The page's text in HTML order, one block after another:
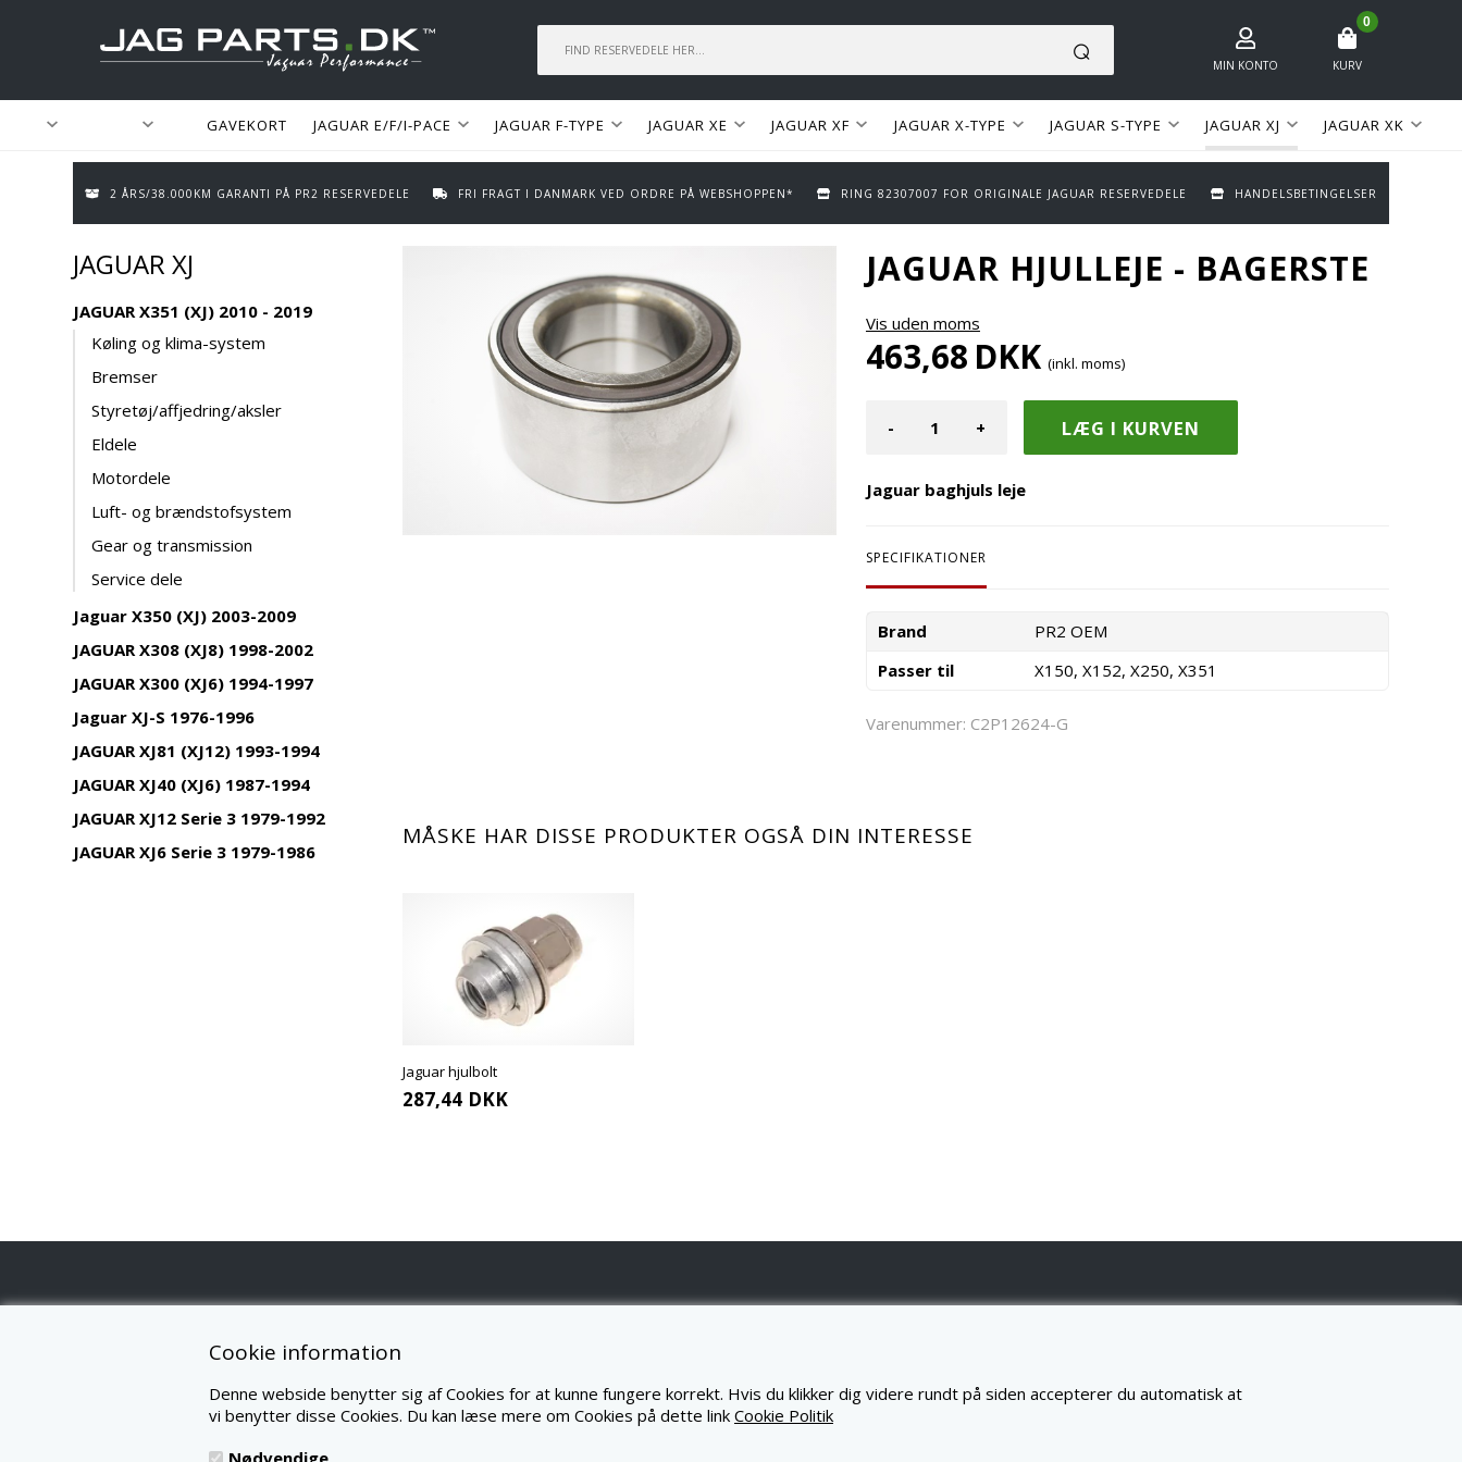
Cookie information
Denne webside benytter sig af Cookies for at kunne fungere korrekt. Hvis du klikker dig videre rundt på siden accepterer du automatisk at
vi benytter disse Cookies. Du kan læse mere om Cookies på dette link Cookie Politik
MIN KONTO
0
KURV
GAVEKORT JAGUAR E/F/I-PACE JAGUAR F-TYPE JAGUAR XE JAGUAR XF JAGUAR X-TYPE JAGUAR S-TYPE JAGUAR XJ JAGUAR XK
2 ÅRS/38.000KM GARANTI PÅ PR2 RESERVEDELE FRI FRAGT I DANMARK VED ORDRE PÅ WEBSHOPPEN* RING 82307007 FOR ORIGINALE JAGUAR RESERVEDELE HANDELSBETINGELSER
JAGUAR XJ
JAGUAR X351 (XJ) 2010 - 2019
Køling og klima-system
Bremser
Styretøj/affjedring/aksler
Eldele
Motordele
Luft- og brændstofsystem
Gear og transmission
Service dele
Jaguar X350 (XJ) 2003-2009
JAGUAR X308 (XJ8) 1998-2002
JAGUAR X300 (XJ6) 1994-1997
Jaguar XJ-S 1976-1996
JAGUAR XJ81 (XJ12) 1993-1994
JAGUAR XJ40 (XJ6) 1987-1994
JAGUAR XJ12 Serie 3 1979-1992
JAGUAR XJ6 Serie 3 1979-1986
JAGUAR HJULLEJE - BAGERSTE
Vis uden moms
463,68 DKK (inkl. moms)
- +
Jaguar baghjuls leje
SPECIFIKATIONER
Brand
PR2 OEM
Passer til
X150, X152, X250, X351
Varenummer: C2P12624-G
MÅSKE HAR DISSE PRODUKTER OGSÅ DIN INTERESSE
Jaguar hjulbolt
287,44 DKK
NØRSKOVVEJ 1A
8660 SKANDERBORG
WWW.JAGPARTS.DK